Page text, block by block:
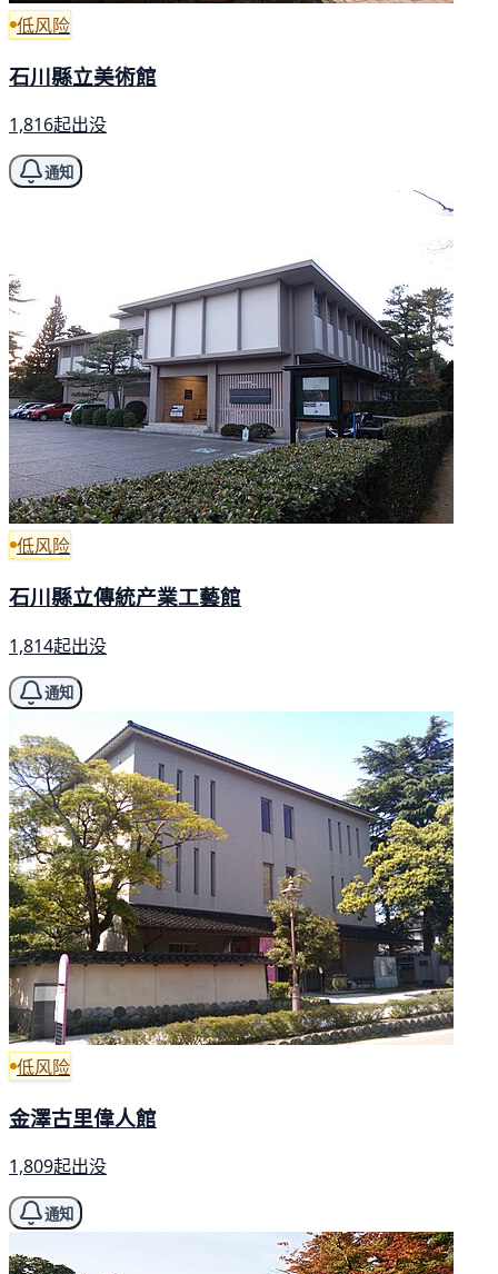
低风险
石川縣立美術館
1,816起出没
通知
低风险
石川縣立傳統产業工藝館
1,814起出没
通知
低风险
金澤古里偉人館
1,809起出没
通知